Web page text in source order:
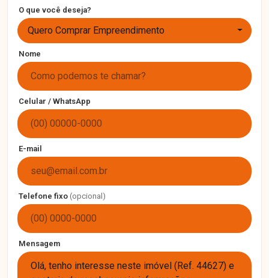
O que você deseja?
Quero Comprar Empreendimento
Nome
Celular / WhatsApp
E-mail
Telefone fixo (opcional)
Mensagem